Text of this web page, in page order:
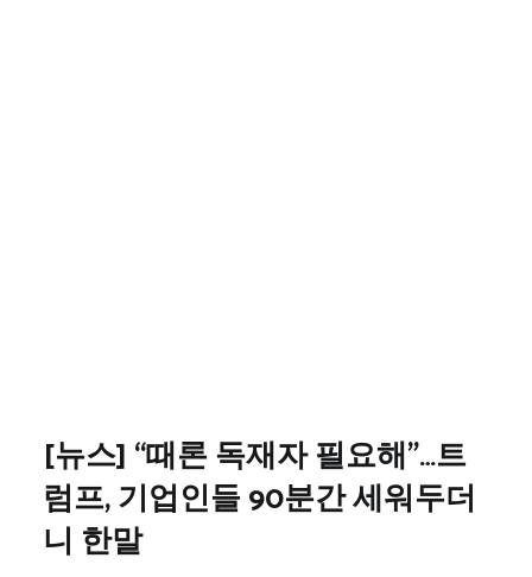
[뉴스] “때론 독재자 필요해”…트
럼프, 기업인들 90분간 세워두더
니 한말